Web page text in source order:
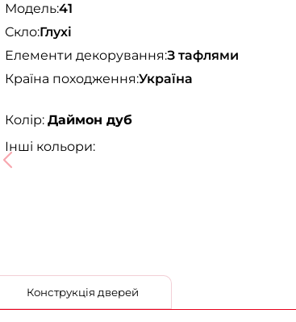
Модель:41
Скло:Глухі
Елементи декорування:З тафлями
Країна походження:Україна
Колір: Даймон дуб
Інші кольори:
Конструкція дверей